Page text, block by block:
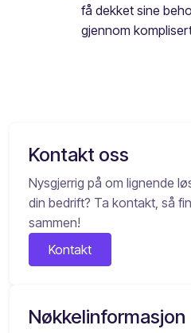
få dekket sine
gjennom
Kontakt oss
Nysgjerrig på om lignende
din bedrift? Ta kontakt, så
sammen!
Kontakt
Nøkkelinformasjon